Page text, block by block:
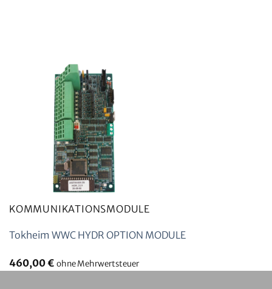
KOMMUNIKATIONSMODULE
Tokheim WWC HYDR OPTION MODULE
460,00€ ohne Mehrwertsteuer